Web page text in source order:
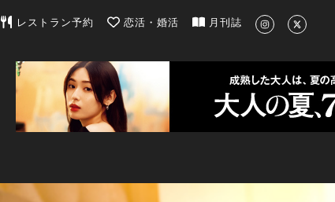
東京カレンダー | 最新のグルメ、洗練されたライフスタイル情報
レストラン予約 恋活・婚活 月刊誌